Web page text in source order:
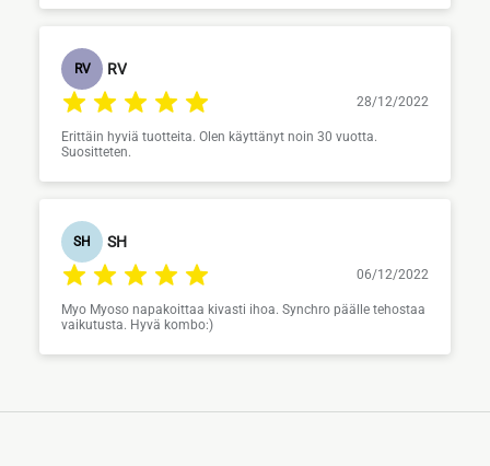
RV RV
28/12/2022
Erittäin hyviä tuotteita. Olen käyttänyt noin 30 vuotta.
Suositteten.
SH SH
06/12/2022
Myo Myoso napakoittaa kivasti ihoa. Synchro päälle tehostaa
vaikutusta. Hyvä kombo:)